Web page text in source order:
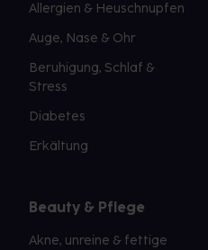
Allergien & Heuschnupfen
Auge, Nase & Ohr
Beruhigung, Schlaf &
Stress
Diabetes
Erkältung
Beauty & Pflege
Akne, unreine & fettige